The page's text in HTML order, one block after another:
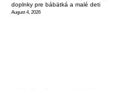
doplnky pre bábätká a malé deti
August 4, 2026